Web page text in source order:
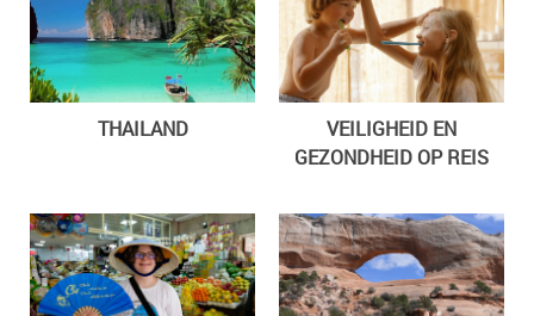
THAILAND
VEILIGHEID EN
GEZONDHEID OP REIS